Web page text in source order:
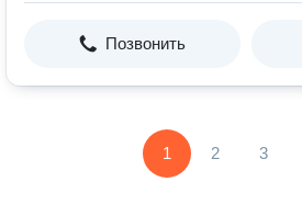
Позвонить
1 2 3